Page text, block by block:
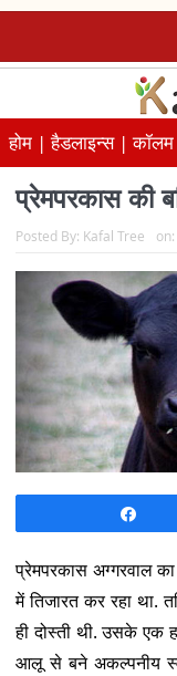
होम |हैडलाइन्स |
प्रेमपरकास की
Posted By: Kafal Tree on:
प्रेमपरकास अग्गरवाल
में तिजारत कर रहा
ही दोस्ती थी. उसके एक
आलू से बने अकल्पनीय